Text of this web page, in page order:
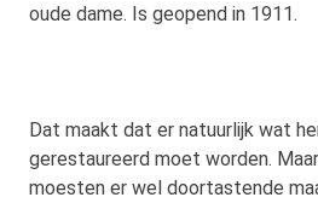
oude dame. Is geopend in 1911.
Dat maakt dat er natuurlijk wat
gerestaureerd moet worden.
moesten er wel doortastende